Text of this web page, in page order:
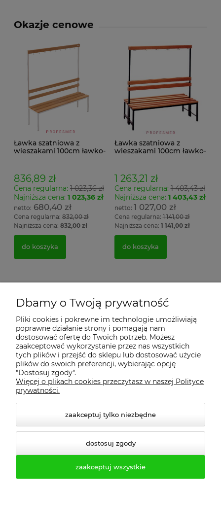
Okazje cenowe
Ławka szatniowa z
wieszakami 100cm ławko-
836,89 zł
Cena regularna: 1 023,36 zł
Najniższa cena: 1 023,36 zł
680,40 zł
Cena regularna: 832,00 zł
Najniższa cena: 832,00 zł
do koszyka
Ławka szatniowa z
wieszakami 100cm ławko-
1 263,21 zł
Cena regularna:1 403,43 zł
Najniższa cena: 1 403,43 zł
1 027,00 zł
Cena regularna:1 141,00 zł
Najniższa cena: 1 141,00 zł
do koszyka
Ławka szatniowa z
wieszakami 150cm ławko-
wieszak dwustronny
Cena regularna:1 829,01 zł
1 829,01 zł
1 487,00 zł
Ławka szatniowa BHP
stelaż. siedzisko z drewna
765,06 zł
Cena regularna:849,93 zł
Najniższa cena:
622,00 zł
Najniższa cena:
Dbamy o Twoją prywatność
Pliki cookies i pokrewne im technologie umożliwiają
poprawne działanie strony i pomagają nam
dostosować ofertę do Twoich potrzeb. Możesz
zaakceptować wykorzystanie przez nas wszystkich
tych plików i przejść do sklepu lub dostosować użycie
plików do swoich preferencji, wybierając opcję
"Dostosuj zgody".
Więcej o plikach cookies przeczytasz w naszej Polityce
prywatności.
zaakceptuj tylko niezbędne
dostosuj zgody
zaakceptuj wszystkie